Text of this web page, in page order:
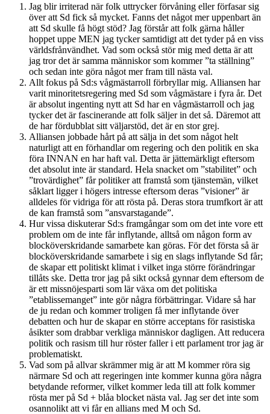
Jag blir irriterad när folk uttrycker förvåning eller förfasar sig
över att Sd fick så mycket. Fanns det något mer uppenbart än
att Sd skulle få högt stöd? Jag förstår att folk gärna håller
hoppet uppe MEN jag tycker samtidigt att det tyder på en viss
världsfrånvändhet. Vad som också stör mig med detta är att
jag tror det är samma människor som kommer ”ta ställning”
och sedan inte göra något mer fram till nästa val.
Allt fokus på Sd:s vågmästarroll förbryllar mig. Alliansen har
varit minoritetsregering med Sd som vågmästare i fyra år. Det
är absolut ingenting nytt att Sd har en vågmästarroll och jag
tycker det är fascinerande att folk säljer in det så. Däremot att
de har fördubblat sitt väljarstöd, det är en stor grej.
Alliansen jobbade hårt på att sälja in det som något helt
naturligt att en förhandlar om regering och den politik en ska
föra INNAN en har haft val. Detta är jättemärkligt eftersom
det absolut inte är standard. Hela snacket om ”stabilitet” och
”trovärdighet” får politiker att framstå som tjänstemän, vilket
såklart ligger i högers intresse eftersom deras ”visioner” är
alldeles för vidriga för att rösta på. Deras stora trumfkort är att
de kan framstå som ”ansvarstagande”.
Hur vissa diskuterar Sd:s framgångar som om det inte vore ett
problem om de inte får inflytande, alltså om någon form av
blocköverskridande samarbete kan göras. För det första så är
blocköverskridande samarbete i sig en slags inflytande Sd får;
de skapar ett politiskt klimat i vilket inga större förändringar
tillåts ske. Detta tror jag på sikt också gynnar dem eftersom de
är ett missnöjesparti som lär växa om det politiska
”etablissemanget” inte gör några förbättringar. Vidare så har
de ju redan och kommer troligen få mer inflytande över
debatten och hur de skapar en större acceptans för rasistiska
åsikter som drabbar verkliga människor dagligen. Att reducera
politik och rasism till hur röster faller i ett parlament tror jag är
problematiskt.
Vad som på allvar skrämmer mig är att M kommer röra sig
närmare Sd och att regeringen inte kommer kunna göra några
betydande reformer, vilket kommer leda till att folk kommer
rösta mer på Sd + blåa blocket nästa val. Jag ser det inte som
osannolikt att vi får en allians med M och Sd.